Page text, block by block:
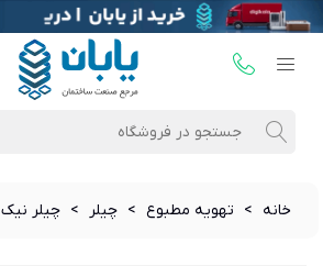
خانه > تهویه مطبوع > چیلر > چیلر نیک